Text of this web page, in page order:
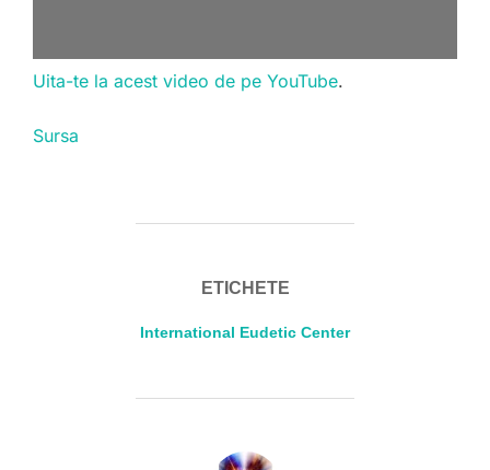
Uita-te la acest video de pe YouTube.
Sursa
ETICHETE
International Eudetic Center
AUTOR ARTICOL